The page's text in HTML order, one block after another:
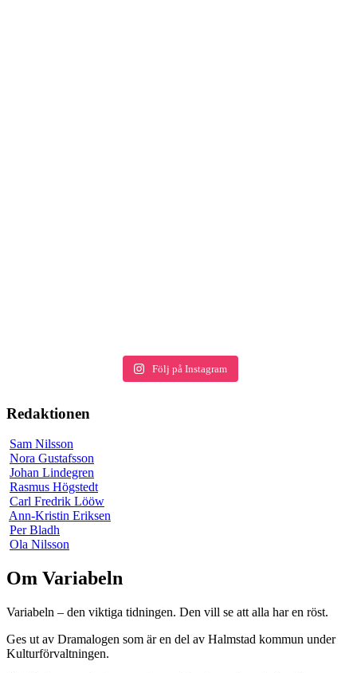
Följ på Instagram
Redaktionen
Sam Nilsson
Nora Gustafsson
Johan Lindegren
Rasmus Högstedt
Carl Fredrik Lööw
Ann-Kristin Eriksen
Per Bladh
Ola Nilsson
Om Variabeln
Variabeln – den viktiga tidningen. Den vill se att alla har en röst.
Ges ut av Dramalogen som är en del av Halmstad kommun under
Kulturförvaltningen.